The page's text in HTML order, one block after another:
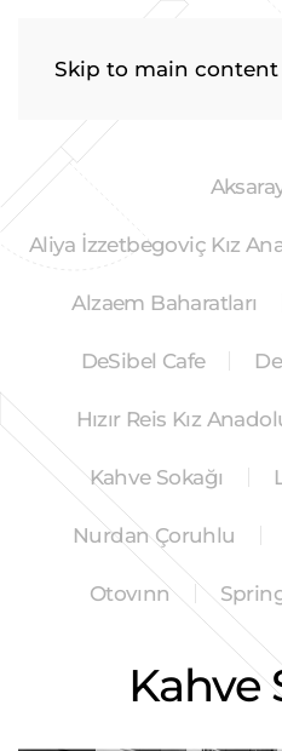
Skip to main content
Aliya İzzetbegoviç Kız
Alzaem Baharatları
DeSibel Cafe
Hızır Reis Kız
Kahve Sokağı
Nurdan Çoruhlu
Otovınn
Kahve